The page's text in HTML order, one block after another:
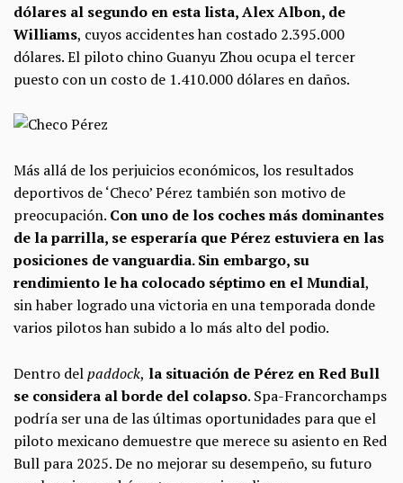
dólares al segundo en esta lista, Alex Albon, de
Williams, cuyos accidentes han costado 2.395.000
dólares. El piloto chino Guanyu Zhou ocupa el tercer
puesto con un costo de 1.410.000 dólares en daños.
Más allá de los perjuicios económicos, los resultados
deportivos de ‘Checo’ Pérez también son motivo de
preocupación. Con uno de los coches más dominantes
de la parrilla, se esperaría que Pérez estuviera en las
posiciones de vanguardia. Sin embargo, su
rendimiento le ha colocado séptimo en el Mundial,
sin haber logrado una victoria en una temporada donde
varios pilotos han subido a lo más alto del podio.
Dentro delpaddock, la situación de Pérez en Red Bull
se considera al borde del colapso. Spa-Francorchamps
podría ser una de las últimas oportunidades para que el
piloto mexicano demuestre que merece su asiento en Red
Bull para 2025. De no mejorar su desempeño, su futuro